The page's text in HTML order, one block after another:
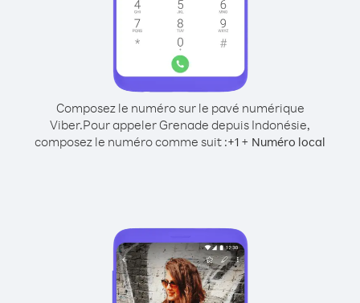
Composez le numéro sur le pavé numérique
Viber.Pour appeler Grenade depuis Indonésie,
composez le numéro comme suit :+1 + Numéro local